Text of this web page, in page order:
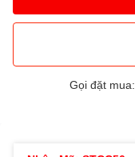
Gọi đặt mua: